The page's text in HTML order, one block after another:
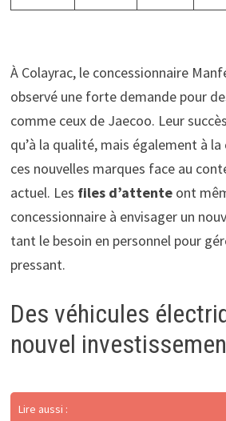
À Colayrac, le concessionnaire
observé une forte demande pour
comme ceux de Jaecoo. Leur
qu’à la qualité, mais également à
ces nouvelles marques face au
actuel. Les files d’attenteont
concessionnaire à envisager un
tant le besoin en personnel pour
pressant.
Des véhicules
nouvel
Lire aussi :